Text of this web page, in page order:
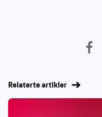
Relaterte artikler